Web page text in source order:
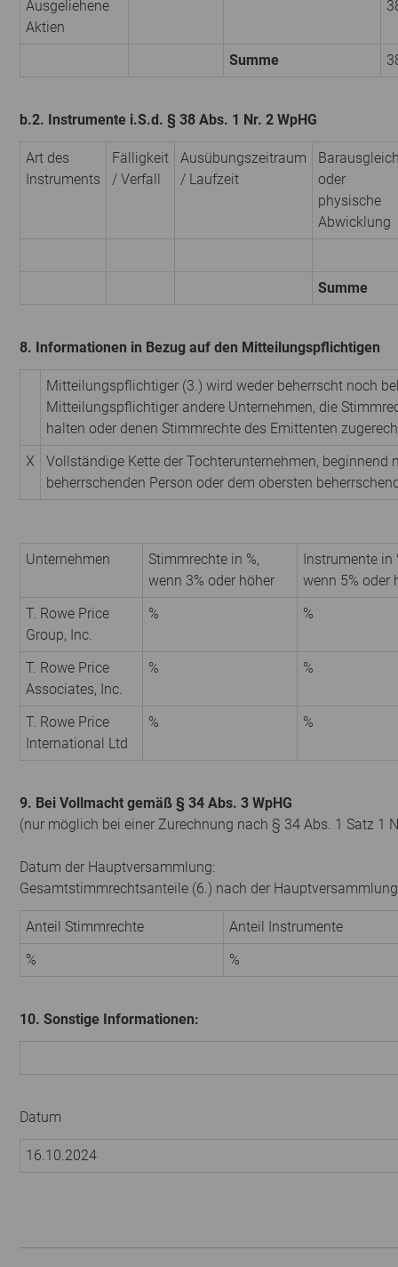
Ausgeliehene
Aktien
Summe
b.2. Instrumente i.S.d. § 38 Abs. 1 Nr. 2 WpHG
Art des
Instruments
Fälligkeit
/ Verfall
Ausübungszeitraum
/ Laufzeit
oder
physische
Abwicklung
Summe
8. Informationen in Bezug auf den Mitteilungspflichtigen
Mitteilungspflichtiger (3.) wird weder beherrscht noch
Mitteilungspflichtiger andere Unternehmen, die
halten oder denen Stimmrechte des Emittenten
X
Vollständige Kette der Tochterunternehmen, beginnend
beherrschenden Person oder dem obersten
Unternehmen
Stimmrechte in %,
wenn 3% oder höher
Instrumente in
wenn 5% oder
T. Rowe Price
Group, Inc.
% %
T. Rowe Price
Associates, Inc.
% %
T. Rowe Price
International Ltd
% %
9. Bei Vollmacht gemäß § 34 Abs. 3 WpHG
(nur möglich bei einer Zurechnung nach § 34 Abs. 1 Satz 1
Datum der Hauptversammlung:
Gesamtstimmrechtsanteile (6.) nach der
Anteil Stimmrechte
Anteil Instrumente
%
%
10. Sonstige Informationen:
Datum
16.10.2024